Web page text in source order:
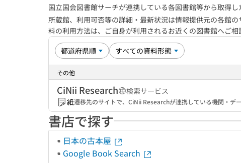
国立国会図書館サーチが連携している各図書館等から取得し
所蔵館、利用可否等の詳細・最新状況は情報提供元の各館
料の利用方法は、ご自身が利用されるお近くの図書館へご
その他
CiNii Research
検索サービス
紙遷移先のサイトで、CiNii Researchが連携している機関・デ
書店で探す
日本の古本屋
Google Book Search